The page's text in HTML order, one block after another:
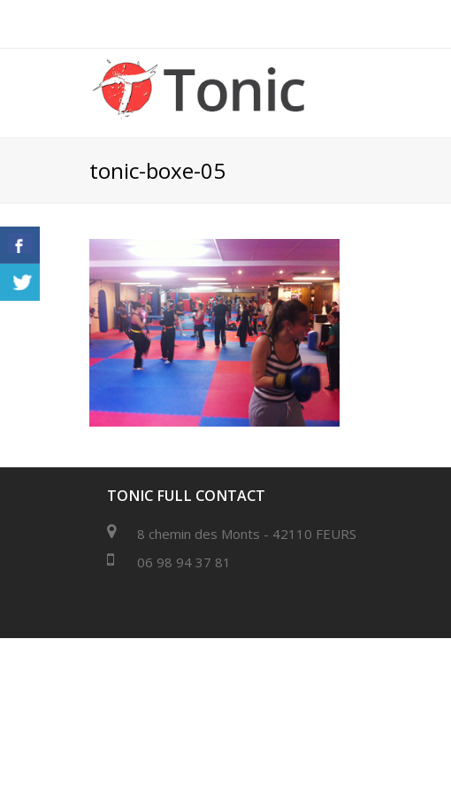
tonic-boxe-05
TONIC FULL CONTACT
8 chemin des Monts - 42110 FEURS
06 98 94 37 81